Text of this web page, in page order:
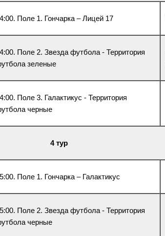
Поле 1. Гончарка – Лицей 17
Поле 2. Звезда футбола - Территория
зеленые
Поле 3. Галактикус - Территория
черные
4 тур
Поле 1. Гончарка – Галактикус
Поле 2. Звезда футбола - Территория
черные